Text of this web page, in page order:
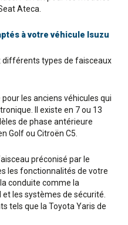
Ateca.
à votre véhicule Isuzu
différents types de faisceaux
les anciens véhicules qui
Il existe en 7 ou 13
de phase antérieure
Golf ou Citroën C5.
préconisé par le
les fonctionnalités de votre
conduite comme la
les systèmes de sécurité.
tels que la Toyota Yaris de